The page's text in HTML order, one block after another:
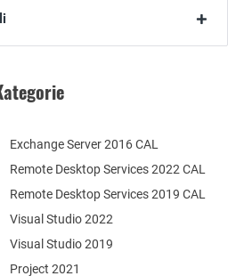
Remote Desktop Services 2022 CAL
Remote Desktop Services 2019 CAL
Exchange Server 2016 CAL
Visual Studio 2022
Visual Studio 2019
Project 2021